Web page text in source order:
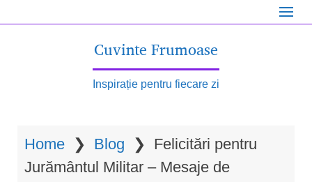
Cuvinte Frumoase
Inspirație pentru fiecare zi
Home ❯ Blog ❯ Felicitări pentru
Jurământul Militar – Mesaje de